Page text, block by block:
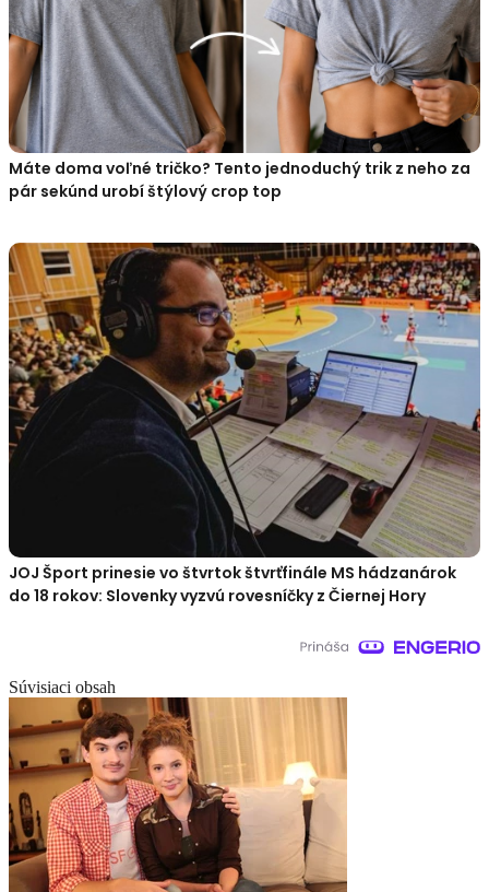
Máte doma voľné tričko? Tento jednoduchý trik z neho za
pár sekúnd urobí štýlový crop top
JOJ Šport prinesie vo štvrtok štvrťfinále MS hádzanárok
do 18 rokov: Slovenky vyzvú rovesníčky z Čiernej Hory
Súvisiaci obsah